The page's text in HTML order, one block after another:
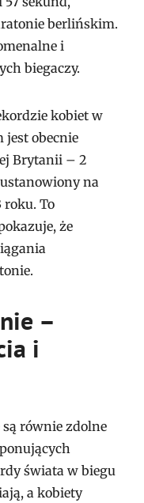
berlińskim.
i
biegaczy.
kobiet w
jest obecnie
Brytanii – 2
na
To
że
–
i
równie zdolne
świata w biegu
a kobiety